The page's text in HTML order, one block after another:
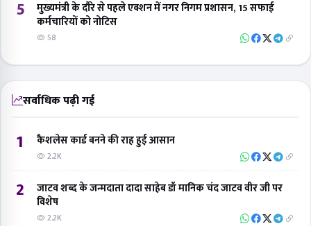
5
मुख्यमंत्री के दौरे से पहले एक्शन में नगर निगम प्रशासन, 15 सफाई
कर्मचारियों को नोटिस
58
सर्वाधिक पढ़ी गई
1 कैशलेस कार्ड बनने की राह हुई आसान
2.2K
2
जाटव शब्द के जन्मदाता दादा साहेब डॉ मानिक चंद जाटव वीर जी पर
विशेष
2.2K